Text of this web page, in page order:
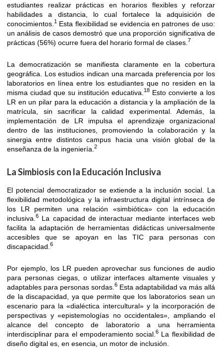
estudiantes realizar prácticas en horarios flexibles y reforzar
habilidades a distancia, lo cual fortalece la adquisición de
conocimientos. 1 Esta flexibilidad se evidencia en patrones de uso:
un análisis de casos demostró que una proporción significativa de
prácticas (56%) ocurre fuera del horario formal de clases. 7
La democratización se manifiesta claramente en la cobertura
geográfica. Los estudios indican una marcada preferencia por los
laboratorios en línea entre los estudiantes que no residen en la
misma ciudad que su institución educativa. 18 Esto convierte a los
LR en un pilar para la educación a distancia y la ampliación de la
matrícula, sin sacrificar la calidad experimental. Además, la
implementación de LR impulsa el aprendizaje organizacional
dentro de las instituciones, promoviendo la colaboración y la
sinergia entre distintos campus hacia una visión global de la
enseñanza de la ingeniería. 2
La Simbiosis con la Educación Inclusiva
El potencial democratizador se extiende a la inclusión social. La
flexibilidad metodológica y la infraestructura digital intrínseca de
los LR permiten una relación «simbiótica» con la educación
inclusiva. 6 La capacidad de interactuar mediante interfaces web
facilita la adaptación de herramientas didácticas universalmente
accesibles que se apoyan en las TIC para personas con
discapacidad. 6
Por ejemplo, los LR pueden aprovechar sus funciones de audio
para personas ciegas, o utilizar interfaces altamente visuales y
adaptables para personas sordas. 6 Esta adaptabilidad va más allá
de la discapacidad, ya que permite que los laboratorios sean un
escenario para la «dialéctica intercultural» y la incorporación de
perspectivas y «epistemologías no occidentales», ampliando el
alcance del concepto de laboratorio a una herramienta
interdisciplinar para el empoderamiento social.6 La flexibilidad de
diseño digital es, en esencia, un motor de inclusión.